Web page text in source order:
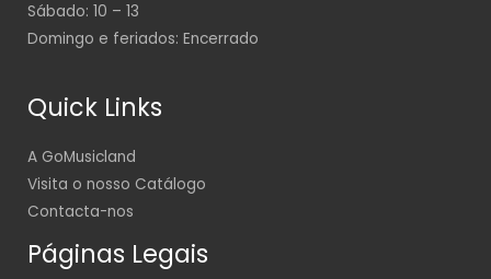
Sábado: 10 – 13
Domingo e feriados: Encerrado
Quick Links
A GoMusicland
Visita o nosso Catálogo
Contacta-nos
Páginas Legais